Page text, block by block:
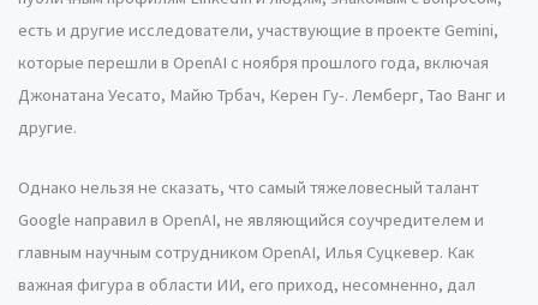
есть и другие исследователи, участвующие в проекте Gemini,
которые перешли в OpenAI с ноября прошлого года, включая
Джонатана Уесато, Майю Трбач, Керен Гу-. Лемберг, Тао Ванг и
другие.
Однако нельзя не сказать, что самый тяжеловесный талант
Google направил в OpenAI, не являющийся соучредителем и
главным научным сотрудником OpenAI, Илья Суцкевер. Как
важная фигура в области ИИ, его приход, несомненно, дал